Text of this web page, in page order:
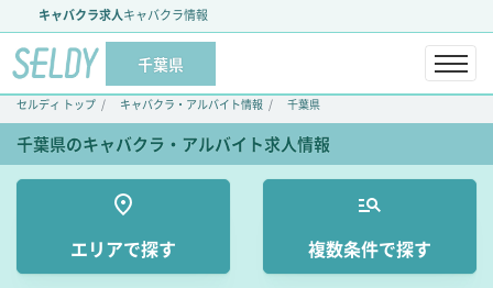
キャバクラ求人キャバクラ情報
千葉県
セルディ トップ キャバクラ・アルバイト情報 千葉県
千葉県のキャバクラ・アルバイト求人情報
エリアで探す 複数条件で探す